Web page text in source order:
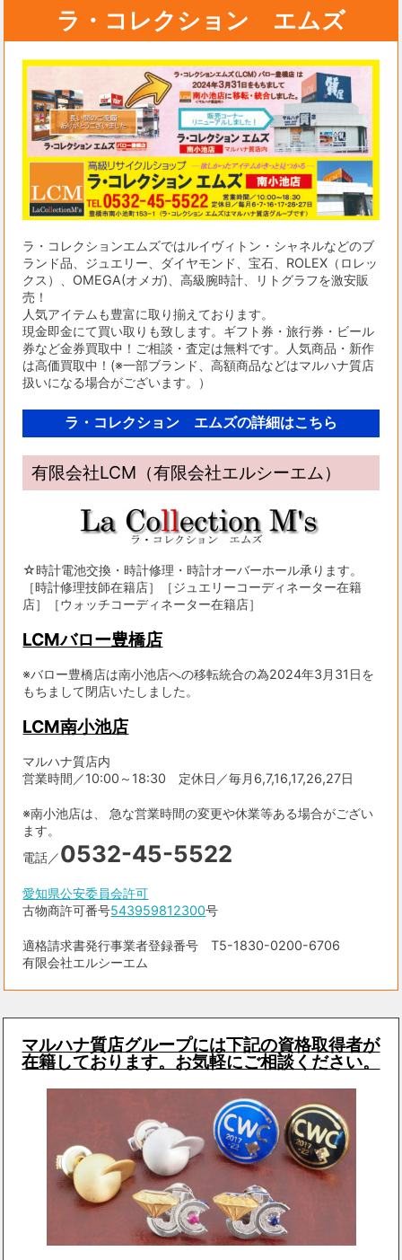
ラ・コレクション エムズ
ラ・コレクションエムズではルイヴィトン・シャネルなどのブ
ランド品、ジュエリー、ダイヤモンド、宝石、ROLEX（ロレッ
クス）、OMEGA(オメガ)、高級腕時計、リトグラフを激安販
売！
人気アイテムも豊富に取り揃えております。
現金即金にて買い取りも致します。ギフト券・旅行券・ビール
券など金券買取中！ご相談・査定は無料です。人気商品・新作
は高価買取中！(※一部ブランド、高額商品などはマルハナ質店
扱いになる場合がございます。）
ラ・コレクション エムズの詳細はこちら
有限会社LCM（有限会社エルシーエム）
☆時計電池交換・時計修理・時計オーバーホール承ります。
［時計修理技師在籍店］［ジュエリーコーディネーター在籍
店］［ウォッチコーディネーター在籍店］
LCMバロー豊橋店
※バロー豊橋店は南小池店への移転統合の為2024年3月31日を
もちまして閉店いたしました。
LCM南小池店
マルハナ質店内
営業時間／10:00～18:30 定休日／毎月6,7,16,17,26,27日
※南小池店は、 急な営業時間の変更や休業等ある場合がござい
ます。
電話／0532-45-5522
愛知県公安委員会許可
古物商許可番号543959812300号
適格請求書発行事業者登録番号 T5-1830-0200-6706
有限会社エルシーエム
マルハナ質店グループには下記の資格取得者が
在籍しております。お気軽にご相談ください。